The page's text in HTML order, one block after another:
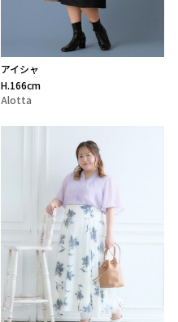
アイシャ
H.166cm
Alotta